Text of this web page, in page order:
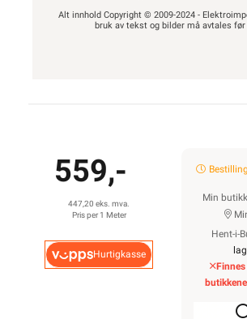
Alt innhold Copyright © 2009-2024 -
bruk av tekst og bilder må avtales før
559,-
447,20 eks. mva.
Pris per 1 Meter
Hurtigkasse
Min
Hent-i-